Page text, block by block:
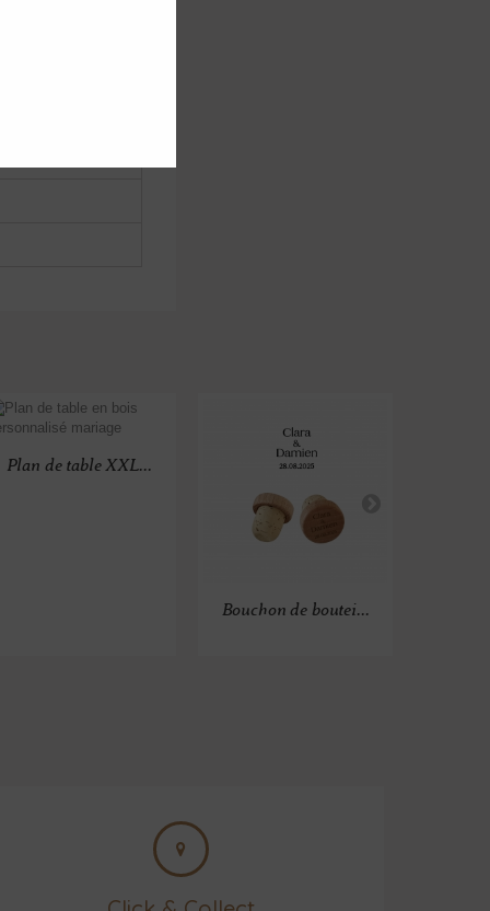
Plan de table XXL...
Bouchon de boutei...